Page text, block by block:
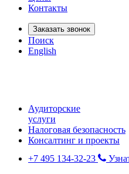
Контакты
Заказать звонок
Поиск
English
Аудиторские
услуги
Налоговая безопасность
Консалтинг и проекты
+7 495 134-32-23